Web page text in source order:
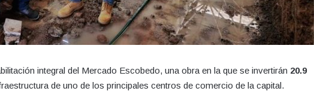
integral del Mercado Escobedo, una obra en la que se invertirán 20.9
de uno de los principales centros de comercio de la capital.